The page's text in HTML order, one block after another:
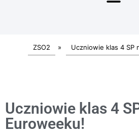
ZSO2 » Uczniowie klas 4 SP
Uczniowie klas 4
Euroweeku!